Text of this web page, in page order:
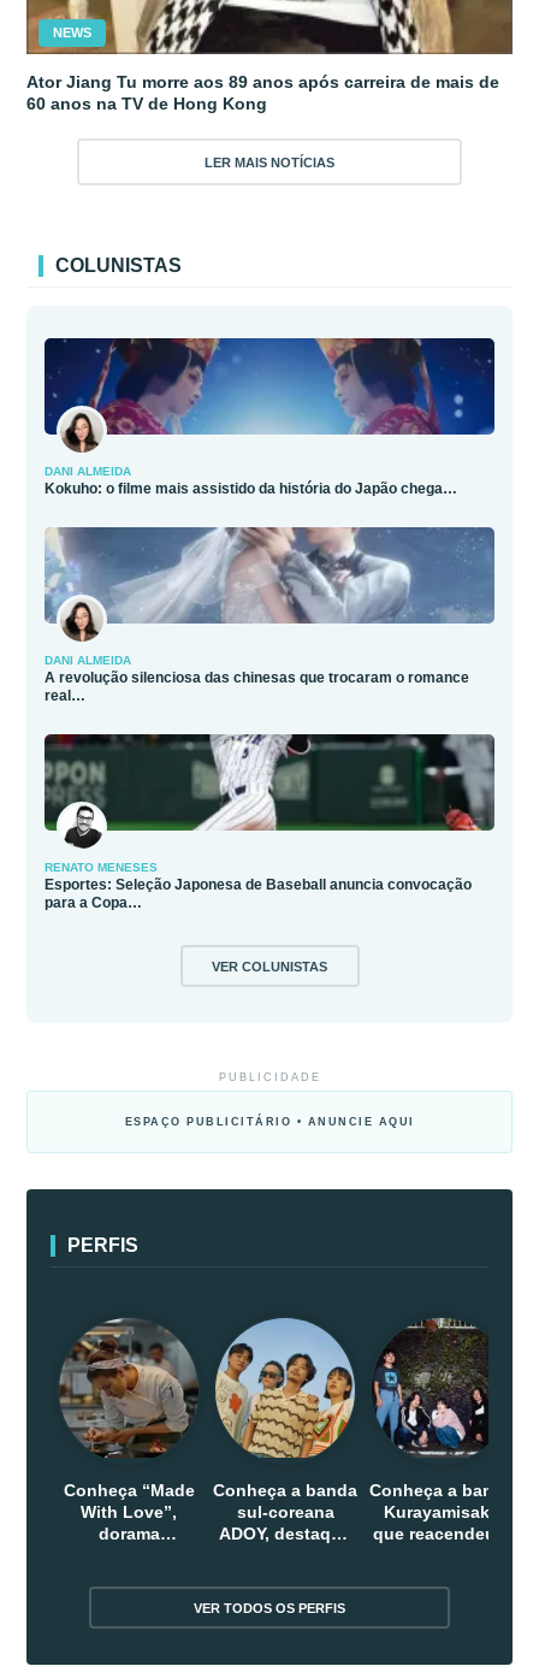
NEWS
Ator Jiang Tu morre aos 89 anos após carreira de mais de
60 anos na TV de Hong Kong
LER MAIS NOTÍCIAS
COLUNISTAS
DANI ALMEIDA
Kokuho: o filme mais assistido da história do Japão chega…
DANI ALMEIDA
A revolução silenciosa das chinesas que trocaram o romance
real…
RENATO MENESES
Esportes: Seleção Japonesa de Baseball anuncia convocação
para a Copa…
VER COLUNISTAS
PUBLICIDADE
ESPAÇO PUBLICITÁRIO • ANUNCIE AQUI
PERFIS
Conheça “Made
With Love”,
dorama
Conheça a banda
sul-coreana
ADOY, destaque
Conheça a banda
Kurayamisaka
que reacendeu o
VER TODOS OS PERFIS